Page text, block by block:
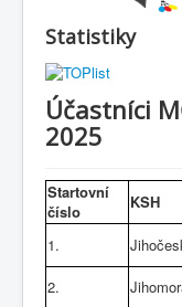
Statistiky
Účastníci
2025
Startovní
číslo
KSH
1.
2.